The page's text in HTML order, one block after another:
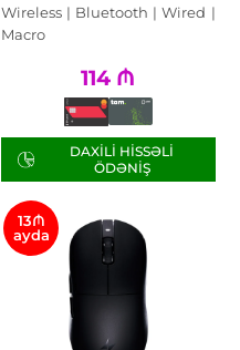
Wireless | Bluetooth | Wired |
Macro
114 ₼
DAXILI HISSƏLI
ÖDƏNIŞ
13₼
ayda